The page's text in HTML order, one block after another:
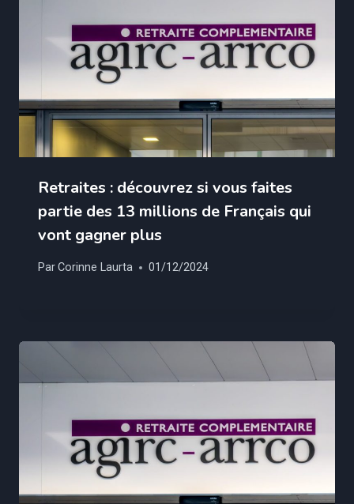
Retraites : découvrez si vous faites
partie des 13 millions de Français qui
vont gagner plus
ParCorinne Laurta 01/12/2024